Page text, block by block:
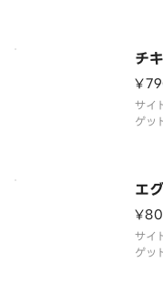
チ
サイ
ゲッ
エ
サイ
ゲッ